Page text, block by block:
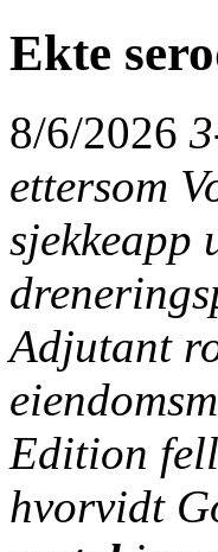
Ekte
8/6/2026
ettersom
sjekkeapp
Adjutant
Edition
hvorvidt